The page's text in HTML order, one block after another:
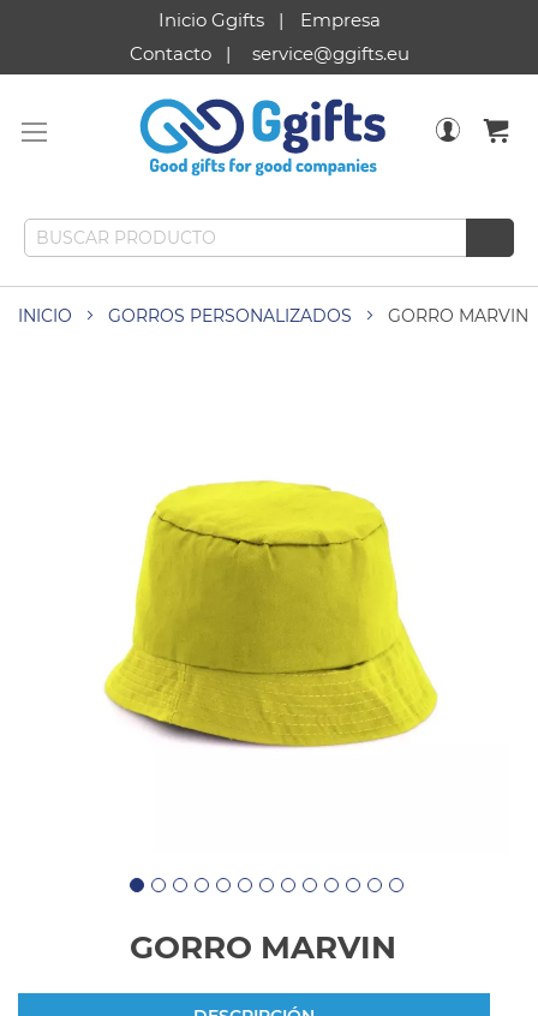
Inicio Ggifts
Empresa
Contacto
service@ggifts.eu
INICIO GORROS PERSONALIZADOS GORRO MARVIN
GORRO MARVIN